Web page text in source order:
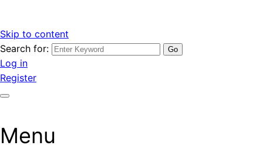
Skip to content
รับจ้างโพสต์ขายบ้านราคาถูก รับโพสต์ลงเว็บขายบ้าน ที่ดิน อสัง
หา โพสต์คุณภาพ ราคาคุ้มค่า แตกต่างกว่า
เว็บไซต์ รับจ้างโพสต์ขายบ้านราคาถูก อสังหา ทีดิน โพสต์ลงเว็บ
ขายบ้าน รับโพสต์ที่ดิน อสังหา เน้นผลงาน รับรองคุณภาพ ติดกู
เกิ้ลหน้าแรกทุกโพสต์ได้จริง ที่เดียวในไทย
Search for:
Log in
Register
Menu